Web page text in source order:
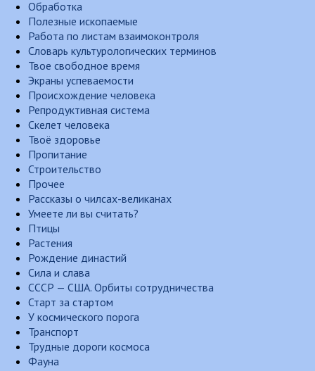
Обработка
Полезные ископаемые
Работа по листам взаимоконтроля
Словарь культурологических терминов
Твое свободное время
Экраны успеваемости
Происхождение человека
Репродуктивная система
Скелет человека
Твоё здоровье
Пропитание
Строительство
Прочее
Рассказы о чилсах-великанах
Умеете ли вы считать?
Птицы
Растения
Рождение династий
Сила и слава
СССР — США. Орбиты сотрудничества
Старт за стартом
У космического порога
Транспорт
Трудные дороги космоса
Фауна